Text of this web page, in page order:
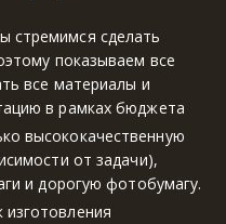
стремимся сделать
показываем все
все материалы и
в рамках бюджета
высококачественную
от задачи),
и дорогую фотобумагу.